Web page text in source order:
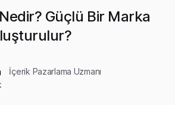
Güçlü Bir Marka
İçerik Pazarlama Uzmanı